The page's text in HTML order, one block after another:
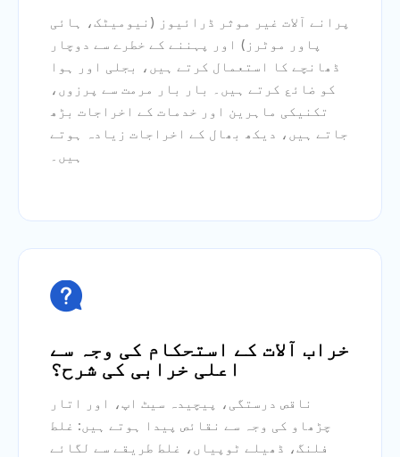
پرانے آلات غیر موثر ڈرائیوز (نیومیٹک، ہائی
پاور موٹرز) اور پہننے کے خطرے سے دوچار
ڈھانچے کا استعمال کرتے ہیں، بجلی اور ہوا
کو ضائع کرتے ہیں۔ بار بار مرمت سے پرزوں،
تکنیکی ماہرین اور خدمات کے اخراجات بڑھ
جاتے ہیں، دیکھ بھال کے اخراجات زیادہ ہوتے
ہیں۔

خراب آلات کے استحکام کی وجہ سے
اعلی خرابی کی شرح؟
ناقص درستگی، پیچیدہ سیٹ اپ، اور اتار
چڑھاو کی وجہ سے نقائص پیدا ہوتے ہیں: غلط
فلنگ، ڈھیلے ٹوپیاں، غلط طریقے سے لگائے